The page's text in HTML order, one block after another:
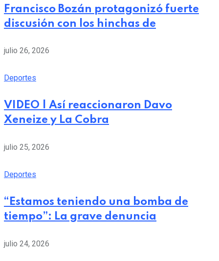
Francisco Bozán protagonizó fuerte
discusión con los hinchas de
julio 26, 2026
Deportes
VIDEO | Así reaccionaron Davo
Xeneize y La Cobra
julio 25, 2026
Deportes
“Estamos teniendo una bomba de
tiempo”: La grave denuncia
julio 24, 2026